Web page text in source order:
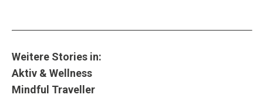
Weitere Stories in:
Aktiv & Wellness
Mindful Traveller